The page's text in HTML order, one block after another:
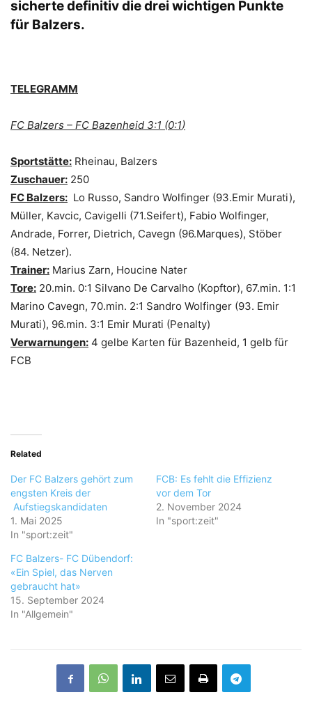
sicherte definitiv die drei wichtigen Punkte
für Balzers.
TELEGRAMM
FC Balzers – FC Bazenheid 3:1 (0:1)
Sportstätte: Rheinau, Balzers
Zuschauer: 250
FC Balzers: Lo Russo, Sandro Wolfinger (93.Emir Murati),
Müller, Kavcic, Cavigelli (71.Seifert), Fabio Wolfinger,
Andrade, Forrer, Dietrich, Cavegn (96.Marques), Stöber
(84. Netzer).
Trainer: Marius Zarn, Houcine Nater
Tore: 20.min. 0:1 Silvano De Carvalho (Kopftor), 67.min. 1:1
Marino Cavegn, 70.min. 2:1 Sandro Wolfinger (93. Emir
Murati), 96.min. 3:1 Emir Murati (Penalty)
Verwarnungen: 4 gelbe Karten für Bazenheid, 1 gelb für
FCB
Related
Der FC Balzers gehört zum
engsten Kreis der
Aufstiegskandidaten
1. Mai 2025
In "sport:zeit"
FCB: Es fehlt die Effizienz
vor dem Tor
2. November 2024
In "sport:zeit"
FC Balzers- FC Dübendorf:
«Ein Spiel, das Nerven
gebraucht hat»
15. September 2024
In "Allgemein"